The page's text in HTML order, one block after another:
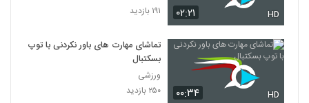
۰۲:۲۱ HD
۱۹۱ بازدید
۰۰:۳۴ HD
تماشای مهارت های باور نکردنی با توپ
بسکتبال
ورزشی
۲۵۰ بازدید